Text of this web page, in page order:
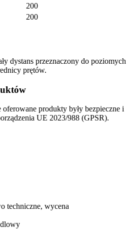
200
200
dystans przeznaczony do poziomych
prętów.
produkty były bezpieczne i
UE 2023/988 (GPSR).
techniczne, wycena